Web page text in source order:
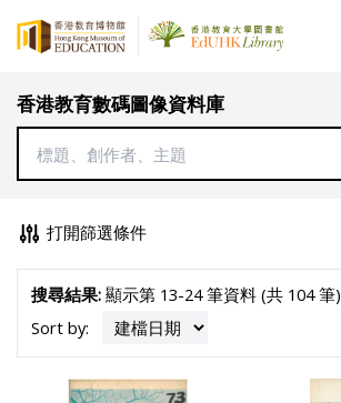
香港教育數碼圖像資料庫
打開篩選條件
搜尋結果:顯示第 13-24 筆資料 (共 104 筆)
Sort by: